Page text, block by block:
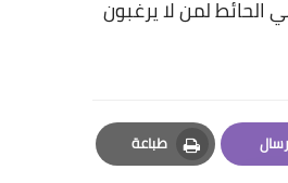
لمن لا يرغبون
طباعة
Print